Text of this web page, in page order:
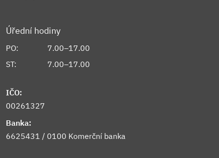
Úřední hodiny
PO:
7.00–17.00
ST:
7.00–17.00
IČO:
00261327
Banka:
6625431 / 0100 Komerční banka